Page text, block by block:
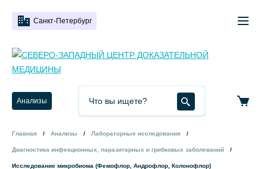
Санкт-Петербург
Анализы
Главная Анализы Лабораторные исследования
Диагностика инфекционных, паразитарных и грибковых заболеваний
Исследование микробиома (Фемофлор, Андрофлор, Колонофлор)